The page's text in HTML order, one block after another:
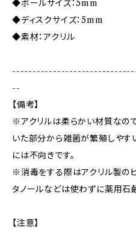
◆ボールサイズ：5mm
◆ディスクサイズ：5mm
◆素材：アクリル
--
【備考】
※アクリルは柔らかい材質なの
いた部分から雑菌が繁殖しやす
には不向きです。
※消毒をする際はアクリル製の
タノールなどは使わずに薬用石
【注意】